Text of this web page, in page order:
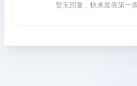
暂无回复，快来发表第一